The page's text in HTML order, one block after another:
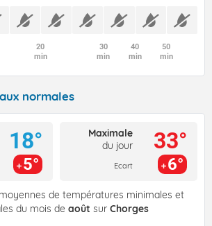
20
min
30
min
40
min
50
min
normales
18°
5°
Maximale
du jour
Ecart
33°
6°
de températures minimales et
du mois de août sur Chorges